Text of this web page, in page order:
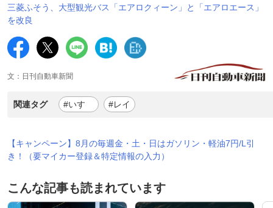
三菱ふそう、大型観光バス「エアロクィーン」と「エアロエース」
を改良
文：日刊自動車新聞
関連タグ #いすゞ #レイ
【キャンペーン】8月の毎週金・土・日はガソリン・軽油7円/L引
き！（要マイカー登録＆特定情報の入力）
こんな記事も読まれています